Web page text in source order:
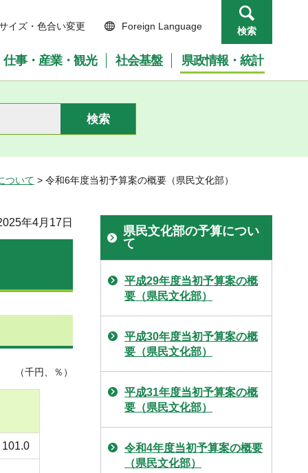
イズ・色合い変更 Foreign Language 検索
仕事・産業・観光 社会基盤 県政情報・統計
ついて > 令和6年度当初予算案の概要（県民文化部）
年4月17日
（千円、％）
101.0
県民文化部の予算につい
て
平成29年度当初予算案の概
要（県民文化部）
平成30年度当初予算案の概
要（県民文化部）
平成31年度当初予算案の概
要（県民文化部）
令和4年度当初予算案の概要
（県民文化部）